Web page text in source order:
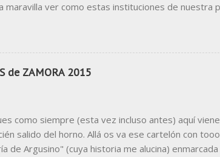
maravilla ver como estas instituciones de nuestra
" fue pensada como escape visual para todos
popularizó "de Madrid al cielo" una castiza
de ZAMORA 2015
como siempre (esta vez incluso antes) aquí
salido del horno. Allá os va ese cartelón con
de Argusino" (cuya historia me alucina)